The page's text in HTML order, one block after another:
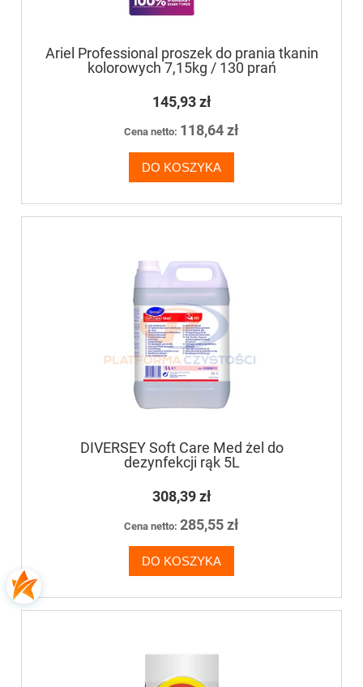
Ariel Professional proszek do prania tkanin
kolorowych 7,15kg / 130 prań
145,93 zł
Cena netto: 118,64 zł
DO KOSZYKA
DIVERSEY Soft Care Med żel do
dezynfekcji rąk 5L
308,39 zł
Cena netto: 285,55 zł
DO KOSZYKA